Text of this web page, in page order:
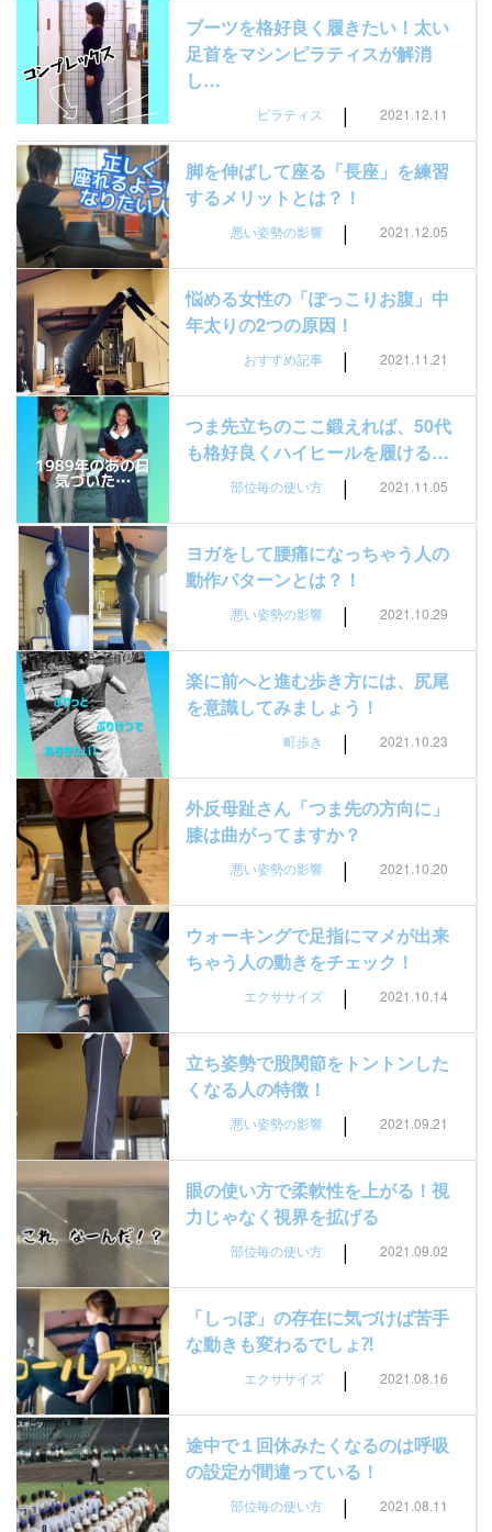
ブーツを格好良く履きたい！太い
足首をマシンピラティスが解消
し…
ピラティス | 2021.12.11
脚を伸ばして座る「長座」を練習
するメリットとは？！
悪い姿勢の影響 | 2021.12.05
悩める女性の「ぽっこりお腹」中
年太りの2つの原因！
おすすめ記事 | 2021.11.21
つま先立ちのここ鍛えれば、50代
も格好良くハイヒールを履ける…
部位毎の使い方 | 2021.11.05
ヨガをして腰痛になっちゃう人の
動作パターンとは？！
悪い姿勢の影響 | 2021.10.29
楽に前へと進む歩き方には、尻尾
を意識してみましょう！
町歩き | 2021.10.23
外反母趾さん「つま先の方向に」
膝は曲がってますか？
悪い姿勢の影響 | 2021.10.20
ウォーキングで足指にマメが出来
ちゃう人の動きをチェック！
エクササイズ | 2021.10.14
立ち姿勢で股関節をトントンした
くなる人の特徴！
悪い姿勢の影響 | 2021.09.21
眼の使い方で柔軟性を上がる！視
力じゃなく視界を拡げる
部位毎の使い方 | 2021.09.02
「しっぽ」の存在に気づけば苦手
な動きも変わるでしょ⁈
エクササイズ | 2021.08.16
途中で１回休みたくなるのは呼吸
の設定が間違っている！
部位毎の使い方 | 2021.08.11